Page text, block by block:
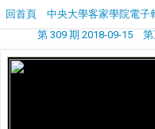
回首頁
中央大學客家學院電子
第 309 期 2018-09-15